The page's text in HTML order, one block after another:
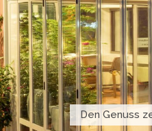
Den Genuss